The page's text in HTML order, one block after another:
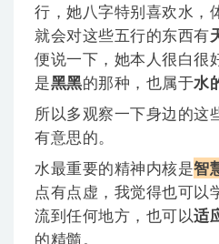
行，她八字特别喜欢水，
就会对这些五行的东西有
便说一下，她本人很白很
是黑黑的那种，也属于水
所以多观察一下身边的这
有意思的。
水最重要的精神内核是智
点有点虚，我觉得也可以
流到任何地方，也可以适
的精髓。